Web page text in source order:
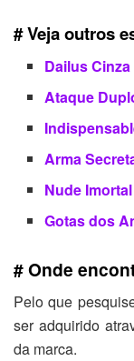
# Veja outros
Dailus
Ataque
Arma
Nude Imortal
Gotas dos
# Onde
Pelo que
ser adquirido
da marca.